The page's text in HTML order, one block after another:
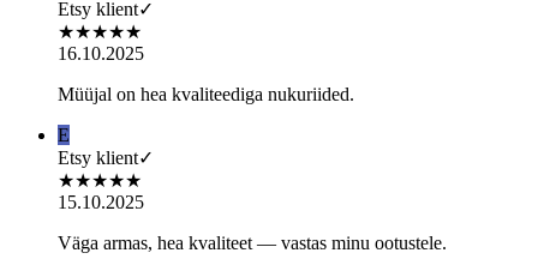
Etsy klient✓
★★★★★
16.10.2025
Müüjal on hea kvaliteediga nukuriided.
E
Etsy klient✓
★★★★★
15.10.2025
Väga armas, hea kvaliteet — vastas minu ootustele.